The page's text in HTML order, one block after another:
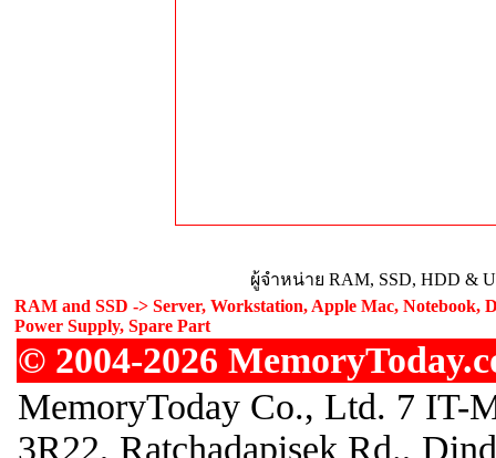
ผู้จำหน่าย RAM, SSD, HDD &
RAM and SSD -> Server, Workstation, Apple Mac, Notebook,
Power Supply, Spare Part
© 2004-2026
MemoryToday Co., Ltd. 7 IT-
3R22, Ratchadapisek Rd.,